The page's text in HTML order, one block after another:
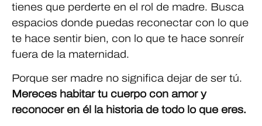
tienes que perderte en el rol de madre. Busca
espacios donde puedas reconectar con lo que
te hace sentir bien, con lo que te hace sonreír
fuera de la maternidad.
Porque ser madre no significa dejar de ser tú.
Mereces habitar tu cuerpo con amor y
reconocer en él la historia de todo lo que eres.